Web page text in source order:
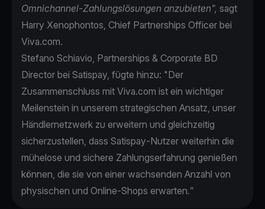
Omnichannel-Zahlungslösungen anzubieten", sagt
Harry Xenophontos, Chief Partnerships Officer bei
Viva.com.
Stefano Schiavio, Partnerships & Corporate BD
Director bei Satispay, fügte hinzu: "Der
Zusammenschluss mit Viva.com ist ein wichtiger
Meilenstein in unserem strategischen Ansatz, unser
Händlernetzwerk zu erweitern und gleichzeitig
sicherzustellen, dass Satispay-Nutzer weiterhin die
mühelose und sichere Zahlungserfahrung genießen
können, die sie von einer wachsenden Anzahl von
physischen und Online-Shops erwarten."